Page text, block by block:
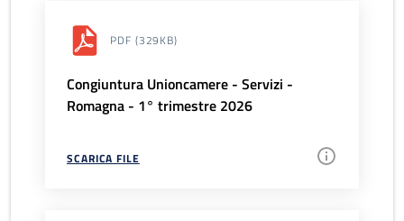
PDF (329KB)
Congiuntura Unioncamere - Servizi -
Romagna - 1° trimestre 2026
SCARICA FILE